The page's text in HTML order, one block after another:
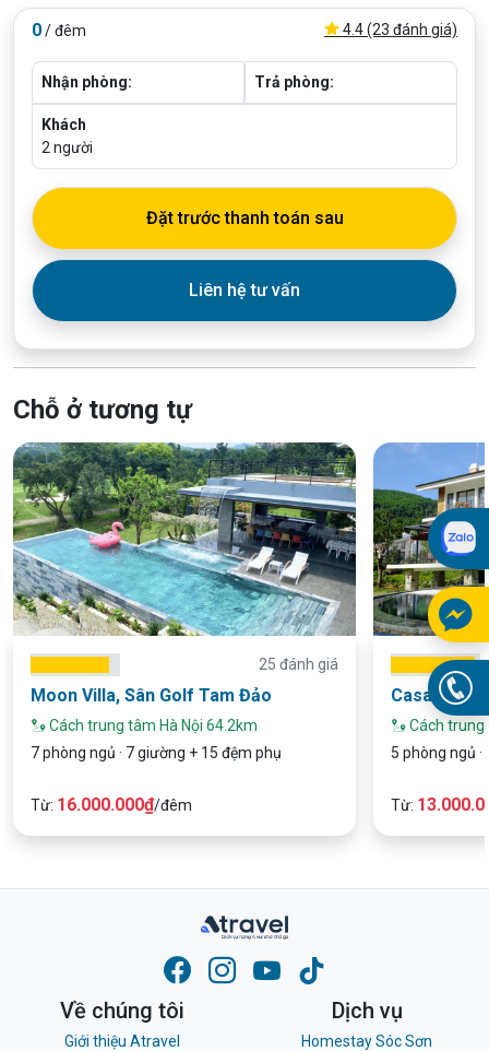
0/ đêm 4.4 (23 đánh giá)
Nhận phòng: Trả phòng:
Khách
2 người
Đặt trước thanh toán sau
Liên hệ tư vấn
Chỗ ở tương tự
25 đánh giá
Moon Villa, Sân Golf Tam Đảo
Cách trung tâm Hà Nội 64.2km
7 phòng ngủ · 7 giường + 15 đệm phụ
Từ: 16.000.000₫/đêm
Casa Villa,
Cách trung
5 phòng ngủ
Từ:
Về chúng tôi
Giới thiệu Atravel
Dịch vụ
Homestay Sóc Sơn